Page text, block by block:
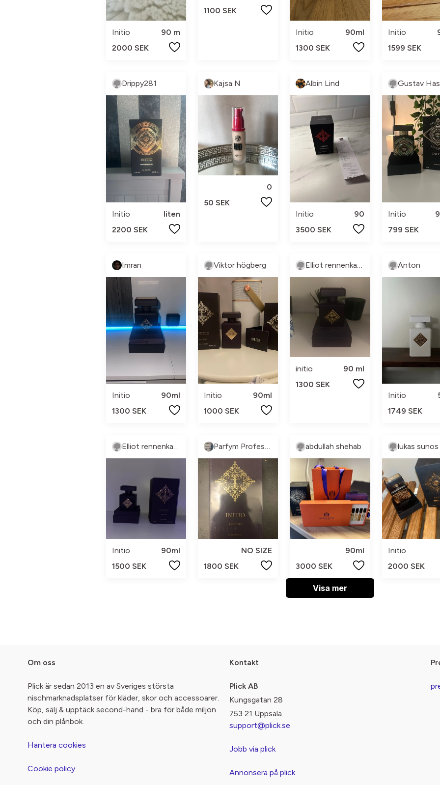
Initio
90 m
2000 SEK
1100 SEK
Initio
90ml
1300 SEK
Initio
1599 SEK
Drippy281
Initio
liten
2200 SEK
Kajsa N
0
50 SEK
Albin Lind
Initio
90
3500 SEK
Initio
799 SEK
Imran
Initio
90ml
1300 SEK
Viktor högberg
Initio
90ml
1000 SEK
initio
90 ml
1300 SEK
Anton
Initio
1749 SEK
Elliot rennenkampff
Initio
90ml
1500 SEK
Parfym Professor
NO SIZE
1800 SEK
abdullah shehab
90ml
3000 SEK
lukas sunos
Initio
2000 SEK
Visa mer
Om oss
Plick är sedan 2013 en av Sveriges största
nischmarknadsplatser för kläder, skor och accessoarer.
Köp, sälj & upptäck second-hand - bra för både miljön
och din plånbok.
Hantera cookies
Cookie policy
Kontakt
Plick AB
Kungsgatan 28
753 21 Uppsala
support@plick.se
Jobb via plick
Annonsera på plick